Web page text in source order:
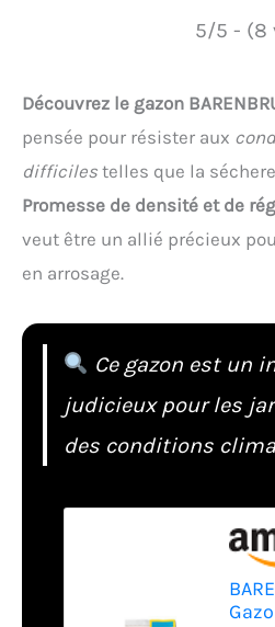
5/5 - (8
Découvrez le gazon
pensée pour résister aux
difficiles telles que la
Promesse de densité et de
veut être un allié précieux
en arrosage.
Ce gazon est un
judicieux pour les
des conditions